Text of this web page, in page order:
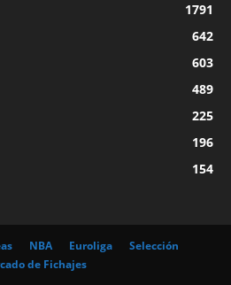
1791
642
603
489
225
196
154
NBA Euroliga
Selección
de Fichajes